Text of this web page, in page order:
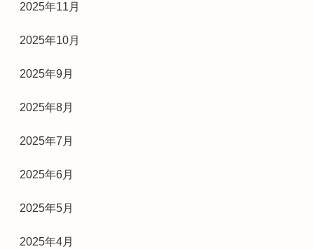
2025年11月
2025年10月
2025年9月
2025年8月
2025年7月
2025年6月
2025年5月
2025年4月